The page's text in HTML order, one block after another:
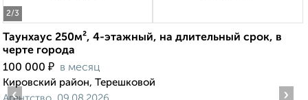
2/3
Таунхаус 250м², 4-этажный, на длительный срок, в
черте города
100 000 ₽ в месяц
Кировский район, Терешковой
‹ ›